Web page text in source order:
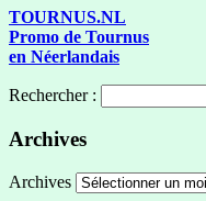
TOURNUS.NL
Promo de Tournus
en Néerlandais
Rechercher :
Archives
Archives